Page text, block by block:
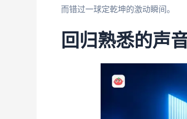
而错过一球定乾坤的激动瞬间。
回归熟悉的声